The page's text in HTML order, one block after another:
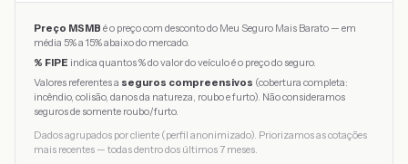
Preço MSMB é o preço com desconto do Meu Seguro Mais Barato — em
média 5% a 15% abaixo do mercado.
% FIPE indica quantos % do valor do veículo é o preço do seguro.
Valores referentes a seguros compreensivos (cobertura completa:
incêndio, colisão, danos da natureza, roubo e furto). Não consideramos
seguros de somente roubo/furto.
Dados agrupados por cliente (perfil anonimizado). Priorizamos as cotações
mais recentes — todas dentro dos últimos 7 meses.